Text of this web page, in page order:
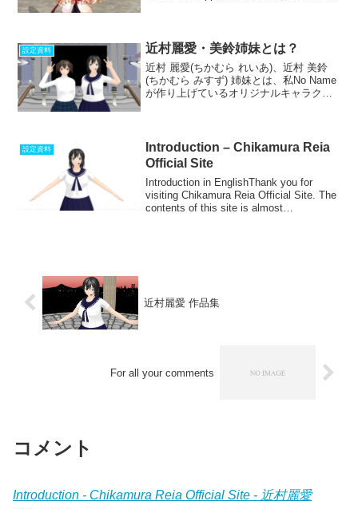
設定資料 近村麗愛・美鈴姉妹とは？
近村 麗愛(ちかむら れいあ)、近村 美鈴
(ちかむら みすず) 姉妹とは、私No Name
が作り上げているオリジナルキャラクタ
ロフ...
設定資料
Introduction – Chikamura Reia
Official Site
Introduction in EnglishThank you for
visiting Chikamura Reia Official Site. The
contents of this site is almost
近村麗愛 作品集
For all your comments
コメント
Introduction - Chikamura Reia Official Site - 近村麗愛